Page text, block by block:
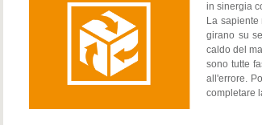
in sinergia
La
girano su
caldo del
sono tutte
all'errore.
completare